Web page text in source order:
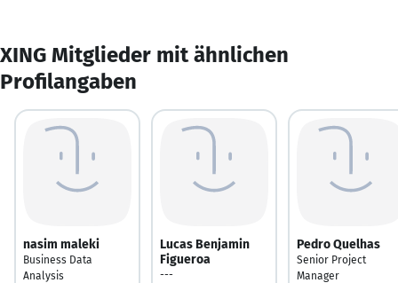
XING Mitglieder mit ähnlichen
Profilangaben
nasim maleki
Business Data
Analysis
Lucas Benjamin
Figueroa
---
Pedro Quelhas
Senior Project
Manager